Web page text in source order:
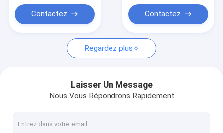
Matériel de filtres à air
Adhésif de filtre à air
élément de filtre à air
Élément filtrant d'acier inoxydable
Contactez Contactez
Regardez plus
Laisser Un Message
Nous Vous Répondrons Rapidement